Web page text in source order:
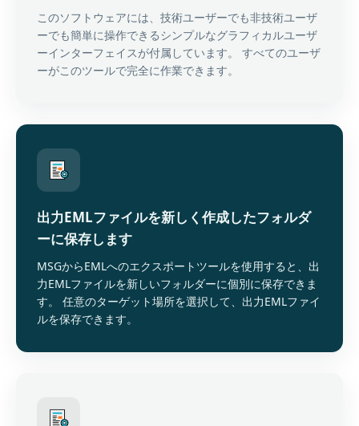
このソフトウェアには、技術ユーザーでも非技術ユーザ
ーでも簡単に操作できるシンプルなグラフィカルユーザ
ーインターフェイスが付属しています。 すべてのユーザ
ーがこのツールで完全に作業できます。
出力EMLファイルを新しく作成したフォルダ
ーに保存します
MSGからEMLへのエクスポートツールを使用すると、出
力EMLファイルを新しいフォルダーに個別に保存できま
す。 任意のターゲット場所を選択して、出力EMLファイ
ルを保存できます。